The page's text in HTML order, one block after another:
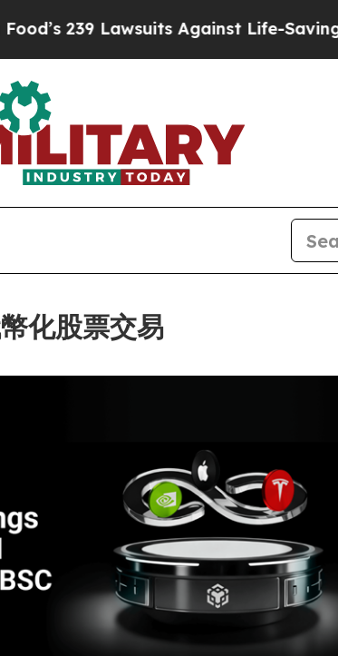
Lawsuits Against Life-Saving Policies
化股票交易